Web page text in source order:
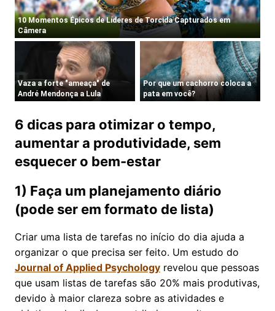
6 dicas para otimizar o tempo,
aumentar a produtividade, sem
esquecer o bem-estar
1) Faça um planejamento diário
(pode ser em formato de lista)
Criar uma lista de tarefas no início do dia ajuda a
organizar o que precisa ser feito. Um estudo do
Journal of Applied Psychology revelou que pessoas
que usam listas de tarefas são 20% mais produtivas,
devido à maior clareza sobre as atividades e